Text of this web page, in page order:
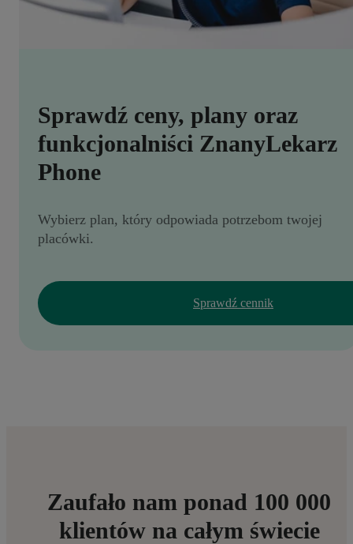
Sprawdź ceny, plany oraz
funkcjonalniści ZnanyLekarz
Phone
Wybierz plan, który odpowiada potrzebom twojej
placówki.
Sprawdź cennik
Zaufało nam ponad 100 000
klientów na całym świecie